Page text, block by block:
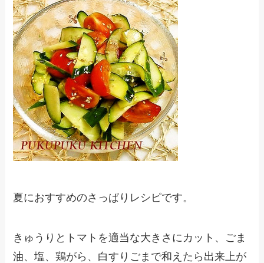
夏におすすめのさっぱりレシピです。
きゅうりとトマトを適当な大きさにカット、ごま
油、塩、鶏がら、白すりごまで和えたら出来上が